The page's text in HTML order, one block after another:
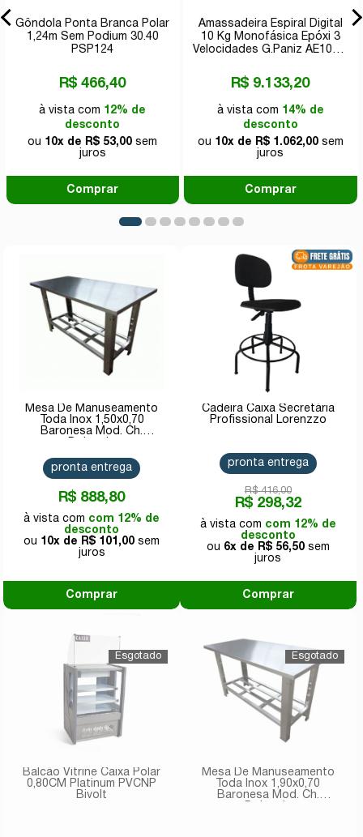
Gôndola Ponta Branca Polar
1,24m Sem Podium 30.40
PSP124
R$ 466,40
à vista com 12% de
desconto
ou 10x de R$ 53,00 sem
juros
Comprar
Amassadeira Espiral Digital
10 Kg Monofásica Epóxi 3
Velocidades G.Paniz AE10G2
R$ 9.133,20
à vista com 14% de
desconto
ou 10x de R$ 1.062,00sem
juros
Comprar
Mesa De Manuseamento
Toda Inox 1,50x0,70
Baronesa Mod. Ch.
R$ 888,80
com 12% de
desconto
10x de
R$ 101,00
pronta entrega
Comprar
Cadeira Caixa Secretária
Profissional Lorenzzo
R$ 298,32
com 12% de
desconto
R$ 416,00
6x de R$ 56,50
pronta entrega
Comprar
Balcão Vitrine Caixa Polar
0,80CM Platinum PVCNP
Bivolt
Mesa De Manuseamento
Toda Inox 1,90x0,70
Baronesa Mod. Ch.